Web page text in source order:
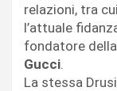
relazioni, tra
l’attuale
fondatore
Gucci.
La stessa